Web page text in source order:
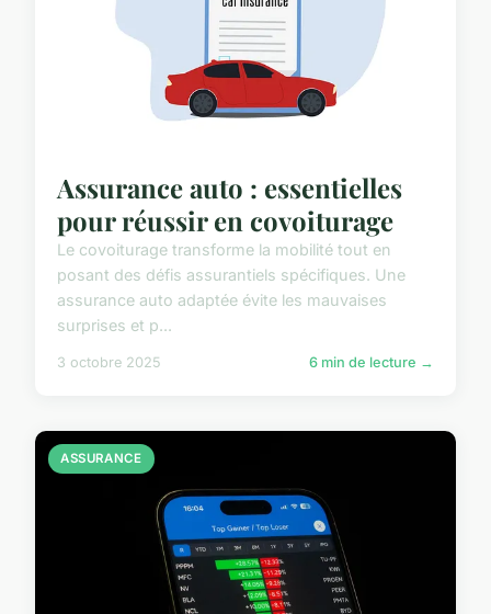
Assurance auto : essentielles
pour réussir en covoiturage
Le covoiturage transforme la mobilité tout en
posant des défis assurantiels spécifiques. Une
assurance auto adaptée évite les mauvaises
surprises et p...
3 octobre 2025 6 min de lecture →
ASSURANCE